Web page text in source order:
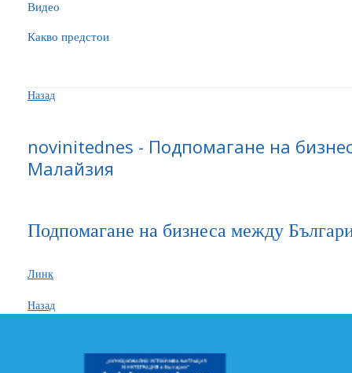
Видео
Какво предстои
Назад
novinitednes - Подпомагане на
Малайзия
Подпомагане на бизнеса между
Линк
Назад